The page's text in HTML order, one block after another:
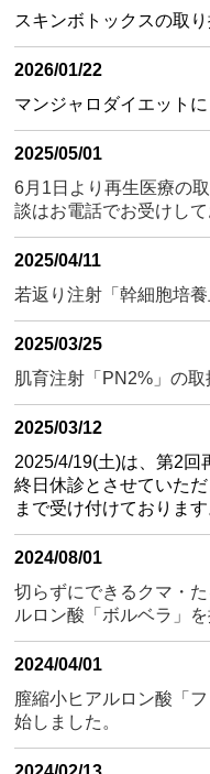
スキンボトックスの取
2026/01/22
マンジャロダイエット
2025/05/01
6月1日より再生医療の
談はお電話でお受けして
2025/04/11
若返り注射「幹細胞培
2025/03/25
肌育注射「PN2%」の取
2025/03/12
2025/4/19(土)は、第2回
終日休診とさせていた
まで受け付けております
2024/08/01
切らずにできるクマ・
ルロン酸「ボルベラ」を
2024/04/01
膣縮小ヒアルロン酸「
始しました。